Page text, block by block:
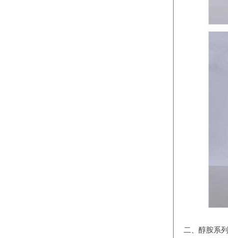
二、醇胺系